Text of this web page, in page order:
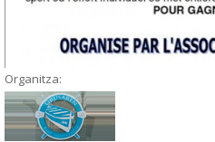
Organitza: